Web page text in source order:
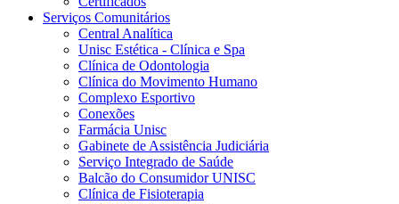
Serviços Comunitários
Central Analítica
Unisc Estética - Clínica e Spa
Clínica de Odontologia
Clínica do Movimento Humano
Complexo Esportivo
Conexões
Farmácia Unisc
Gabinete de Assistência Judiciária
Serviço Integrado de Saúde
Balcão do Consumidor UNISC
Clínica de Fisioterapia